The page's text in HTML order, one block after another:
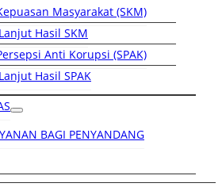
Masyarakat (SKM)
Hasil SKM
Anti Korupsi (SPAK)
Hasil SPAK
BAGI PENYANDANG